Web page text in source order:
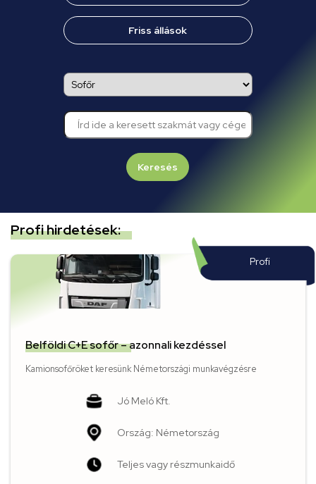
Friss állások
Keresés
Profi hirdetések:
Profi
Belföldi C+E sofőr – azonnali kezdéssel
Kamionsofőröket keresünk Németországi munkavégzésre
Jó Meló Kft.
Ország: Németország
Teljes vagy részmunkaidő